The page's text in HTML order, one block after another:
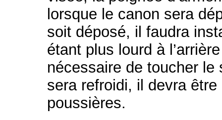
lorsque le canon sera
soit déposé, il faudra
étant plus lourd à
nécessaire de toucher
sera refroidi, il devra
poussières.